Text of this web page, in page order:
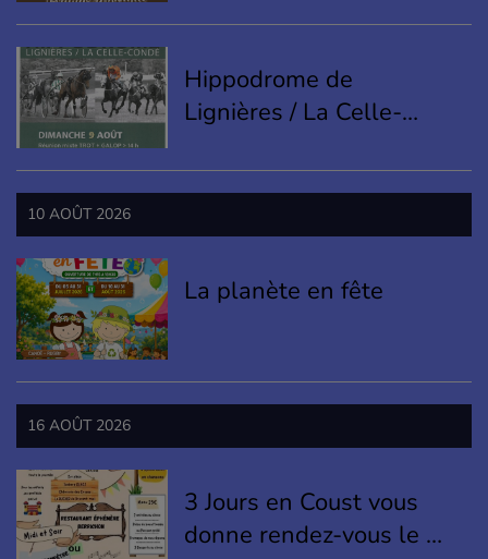
Hippodrome de
Lignières / La Celle-
10 AOÛT 2026
La planète en fête
16 AOÛT 2026
3 Jours en Coust vous
donne rendez-vous le 16